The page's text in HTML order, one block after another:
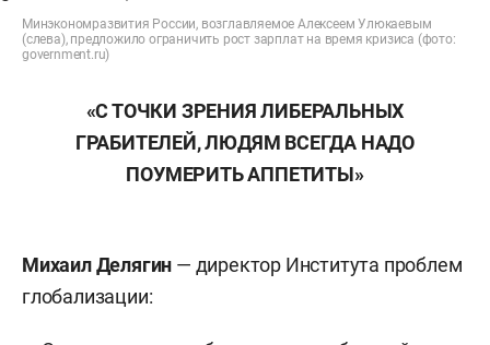
Минэкономразвития России, возглавляемое Алексеем Улюкаевым
(слева), предложило ограничить рост зарплат на время кризиса (фото:
government.ru)
«С ТОЧКИ ЗРЕНИЯ ЛИБЕРАЛЬНЫХ
ГРАБИТЕЛЕЙ, ЛЮДЯМ ВСЕГДА НАДО
ПОУМЕРИТЬ АППЕТИТЫ»
Михаил Делягин — директор Института проблем
глобализации: